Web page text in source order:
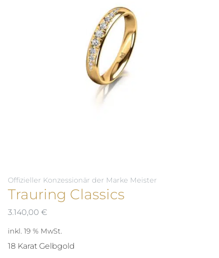
Offizieller Konzessionär der Marke Meister
Trauring Classics
3.140,00 €
inkl. 19 % MwSt.
18 Karat Gelbgold